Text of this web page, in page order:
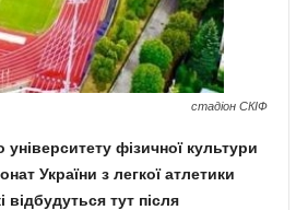
стадіон СКІФ
фізичної культури
України з легкої атлетики
відбудуться тут після